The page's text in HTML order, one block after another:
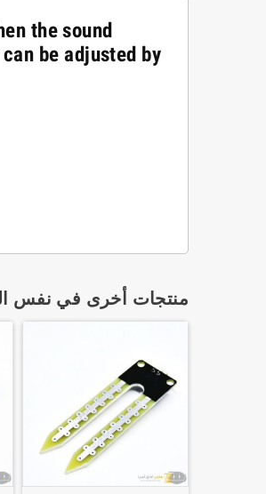
the sound
be adjusted by
منتجات أخرى في نفس